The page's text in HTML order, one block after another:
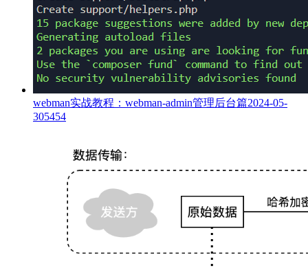
webman实战教程：webman-admin管理后台篇2024-05-
305454